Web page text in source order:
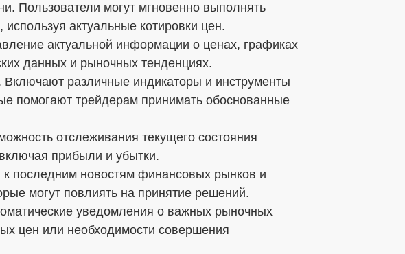
Пользователи могут мгновенно выполнять
актуальные котировки цен.
актуальной информации о ценах, графиках
данных и рыночных тенденциях.
Включают различные индикаторы и инструменты
помогают трейдерам принимать обоснованные
отслеживания текущего состояния
прибыли и убытки.
к последним новостям финансовых рынков и
могут повлиять на принятие решений.
уведомления о важных рыночных
цен или необходимости совершения